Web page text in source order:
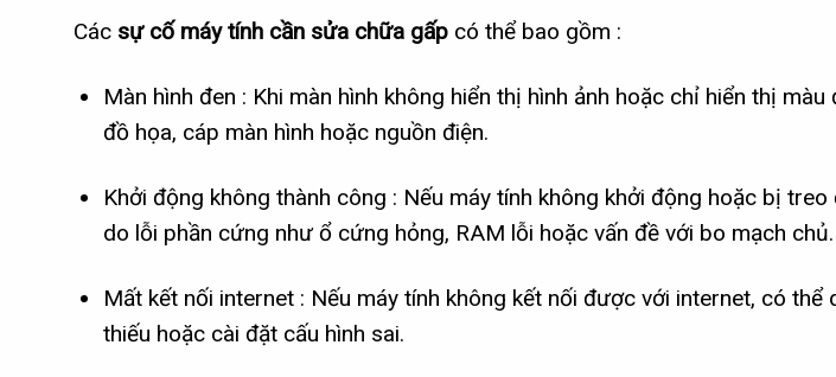
Các sự cố máy tính cần sửa chữa gấp có thể bao gồm :
Màn hình đen : Khi màn hình không hiển thị hình ảnh hoặc chỉ hiển thị
đồ họa, cáp màn hình hoặc nguồn điện.
Khởi động không thành công : Nếu máy tính không khởi động hoặc bị
do lỗi phần cứng như ổ cứng hỏng, RAM lỗi hoặc vấn đề với bo mạch chủ.
Mất kết nối internet : Nếu máy tính không kết nối được với internet, có thể
thiếu hoặc cài đặt cấu hình sai.